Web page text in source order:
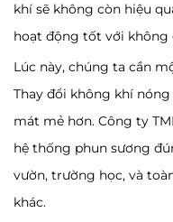
khí sẽ không còn hiệu
hoạt động tốt với không
Lúc này, chúng ta cần
Thay đổi không khí
mát mẻ hơn. Công ty
hệ thống phun sương
vườn, trường học, và
khác.